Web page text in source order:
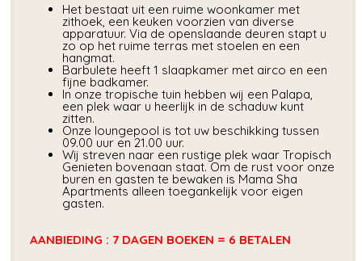
Het bestaat uit een ruime woonkamer met
zithoek, een keuken voorzien van diverse
apparatuur. Via de openslaande deuren stapt u
zo op het ruime terras met stoelen en een
hangmat.
Barbulete heeft 1 slaapkamer met airco en een
fijne badkamer.
In onze tropische tuin hebben wij een Palapa,
een plek waar u heerlijk in de schaduw kunt
zitten.
Onze loungepool is tot uw beschikking tussen
09.00 uur en 21.00 uur.
Wij streven naar een rustige plek waar Tropisch
Genieten bovenaan staat. Om de rust voor onze
buren en gasten te bewaken is Mama Sha
Apartments alleen toegankelijk voor eigen
gasten.
AANBIEDING : 7 DAGEN BOEKEN = 6 BETALEN